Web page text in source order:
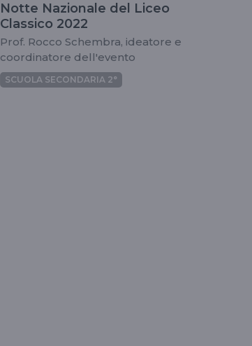
Notte Nazionale del Liceo
Classico 2022
Prof. Rocco Schembra, ideatore e
coordinatore dell'evento
SCUOLA SECONDARIA 2°